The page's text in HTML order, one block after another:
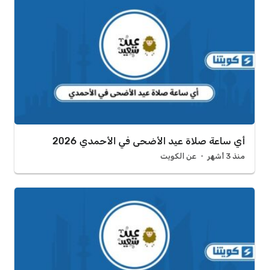
أي ساعة صلاة عيد الأضحى في الأحمدي 2026
منذ 3 أشهر عن الكويت